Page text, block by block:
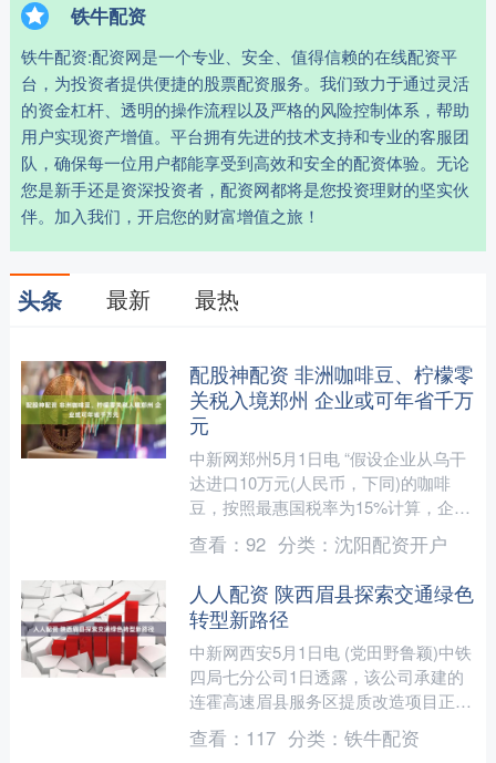
铁牛配资
铁牛配资:配资网是一个专业、安全、值得信赖的在线配资平
台，为投资者提供便捷的股票配资服务。我们致力于通过灵活
的资金杠杆、透明的操作流程以及严格的风险控制体系，帮助
用户实现资产增值。平台拥有先进的技术支持和专业的客服团
队，确保每一位用户都能享受到高效和安全的配资体验。无论
您是新手还是资深投资者，配资网都将是您投资理财的坚实伙
伴。加入我们，开启您的财富增值之旅！
头条 最新 最热
配股神配资 非洲咖啡豆、柠檬零
关税入境郑州 企业或可年省千万
元
中新网郑州5月1日电 “假设企业从乌干
达进口10万元(人民币，下同)的咖啡
豆，按照最惠国税率为15%计算，企业
原本需要缴纳1.5万元关税，今天开始
全免。”郑州海....
查看： 92 分类： 沈阳配资开户
人人配资 陕西眉县探索交通绿色
转型新路径
中新网西安5月1日电 (党田野鲁颖)中铁
四局七分公司1日透露，该公司承建的
连霍高速眉县服务区提质改造项目正式
投运，成为中国西北地区首个零碳智能
服务区。该项目以“....
查看： 117 分类： 铁牛配资